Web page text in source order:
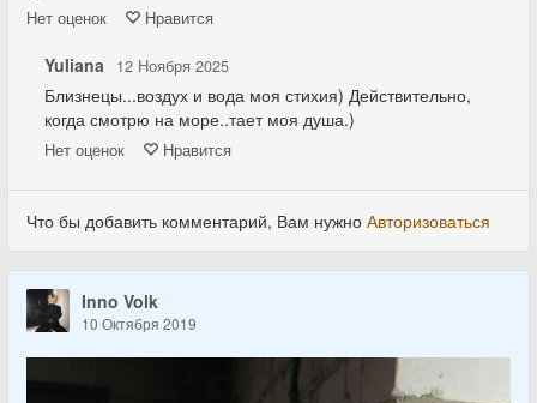
Нет оценок Нравится
Yuliana 12 Ноября 2025
Близнецы...воздух и вода моя стихия) Действительно,
когда смотрю на море..тает моя душа.)
Нет оценок Нравится
Что бы добавить комментарий, Вам нужно Авторизоваться
Inno Volk
10 Октября 2019